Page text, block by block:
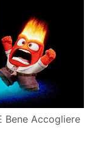
Bene Accogliere